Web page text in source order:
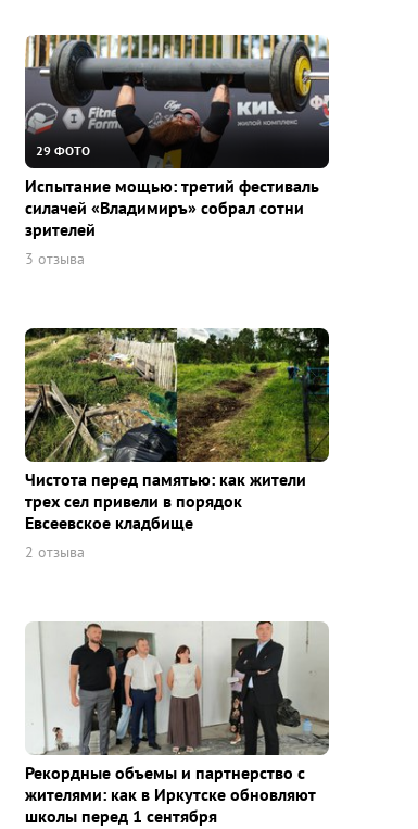
29 ФОТО
Испытание мощью: третий фестиваль
силачей «Владимиръ» собрал сотни
зрителей
3 отзыва
Чистота перед памятью: как жители
трех сел привели в порядок
Евсеевское кладбище
2 отзыва
Рекордные объемы и партнерство с
жителями: как в Иркутске обновляют
школы перед 1 сентября